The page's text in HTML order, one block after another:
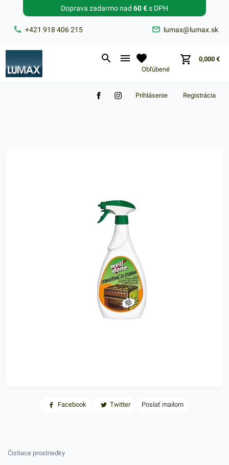
+421 918 406 215 lumax@lumax.sk
Doprava zadarmo nad 60 €s DPH
Obľúbené
0,000 €
Zabudnuté heslo?
Registrácia
Prihlásenie
Facebook Twitter Poslať mailom
Čistiace prostriedky